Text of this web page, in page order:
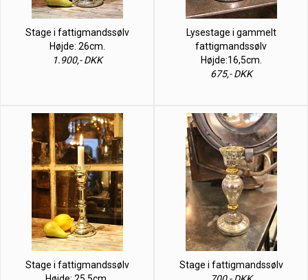
Stage i fattigmandssølv
Højde: 26cm.
1.900,- DKK
Lysestage i gammelt
fattigmandssølv
Højde:16,5cm.
675,- DKK
Stage i fattigmandssølv
Stage i fattigmandssølv